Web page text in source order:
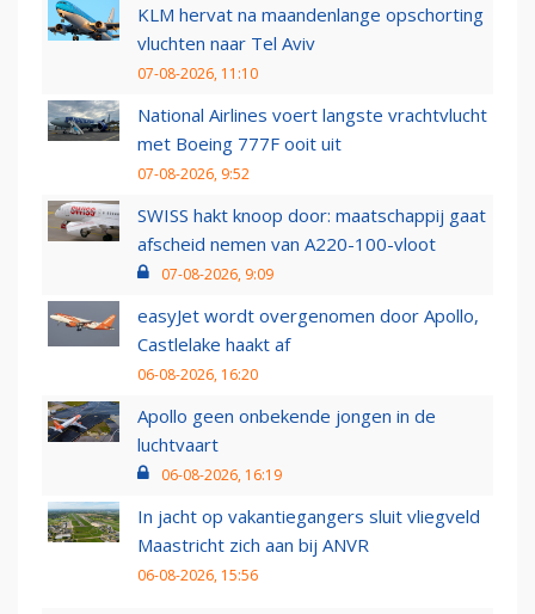
KLM hervat na maandenlange opschorting
vluchten naar Tel Aviv
07-08-2026, 11:10
National Airlines voert langste vrachtvlucht
met Boeing 777F ooit uit
07-08-2026, 9:52
SWISS hakt knoop door: maatschappij gaat
afscheid nemen van A220-100-vloot
07-08-2026, 9:09
easyJet wordt overgenomen door Apollo,
Castlelake haakt af
06-08-2026, 16:20
Apollo geen onbekende jongen in de
luchtvaart
06-08-2026, 16:19
In jacht op vakantiegangers sluit vliegveld
Maastricht zich aan bij ANVR
06-08-2026, 15:56